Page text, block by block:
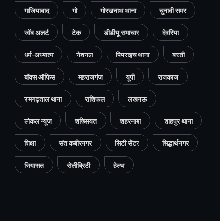
गाजियाबाद गो गोरखनाथ थाना चुनावी समर
जॉब अलर्ट टेक डीडीयू समाचार देवरिया
धर्म-अध्यात्म नेशनल पिपराइच थाना बस्ती
बॉक्स ऑफिस महराजगंज यूपी राजकाज
रामगढ़ताल थाना राशिफल लखनऊ
लोकल न्यूज शख्सियत शहरनामा शाहपुर थाना
शिक्षा संत कबीरनगर सिटी सेंटर सिद्धार्थनगर
सियासत सेलीब्रिटी हेल्थ